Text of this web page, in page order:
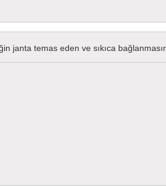
janta temas eden ve sıkıca